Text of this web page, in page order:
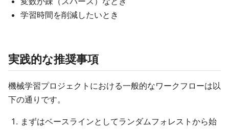
学習時間を削減したいとき
実践的な推奨事項
機械学習プロジェクトにおける一般的なワークフローは以
下の通りです。
まずはベースラインとしてランダムフォレストから始